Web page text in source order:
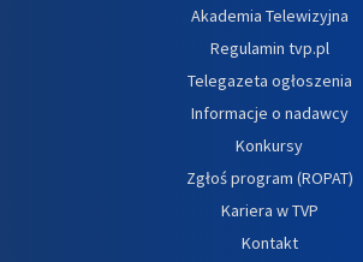
Akademia Telewizyjna
Regulamin tvp.pl
Telegazeta ogłoszenia
Informacje o nadawcy
Konkursy
Zgłoś program (ROPAT)
Kariera w TVP
Kontakt